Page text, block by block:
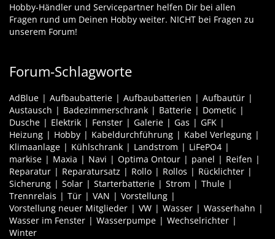
Hobby-Händler und Servicepartner helfen Dir bei allen
Fragen rund um Deinen Hobby weiter. NICHT bei Fragen zu
unserem Forum!
Forum-Schlagworte
AdBlue Aufbaubatterie Aufbaubatterien
Aufbautür
Austausch
Badezimmerschrank Batterie
Dometic
Dusche
Elektrik Fenster Galerie Gas
GFK
Heizung
Hobby Kabeldurchführung
Kabel Verlegung
Klimaanlage
Kühlschrank Landstrom
LiFePO4
markise
Maxia Navi Optima Ontour panel
Reifen
Reparatur
Reparatursatz Rollo Rollos
Rücklichter
Sicherung
Solar Starterbatterie Strom
Thule
Trennrelais
Tür VAN
Vorstellung
Vorstellung neuer Mitglieder
VW Wasser
Wasserhahn
Wasser im Fenster
Wasserpumpe
Wechselrichter
Winter